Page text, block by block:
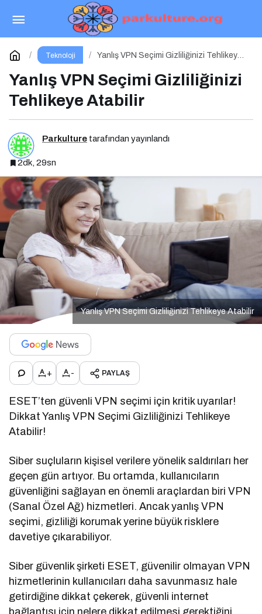
Teknoloji
Yanlış VPN Seçimi Gizliliğinizi Tehlikeye
Yanlış VPN Seçimi Gizliliğinizi
Tehlikeye Atabilir
Parkulture tarafından yayınlandı
2dk, 29sn
Yanlış VPN Seçimi Gizliliğinizi Tehlikeye Atabilir
+ - PAYLAŞ
ESET’ten güvenli VPN seçimi için kritik uyarılar!
Dikkat Yanlış VPN Seçimi Gizliliğinizi Tehlikeye
Atabilir!
Siber suçluların kişisel verilere yönelik saldırıları her
geçen gün artıyor. Bu ortamda, kullanıcıların
güvenliğini sağlayan en önemli araçlardan biri VPN
(Sanal Özel Ağ) hizmetleri. Ancak yanlış VPN
seçimi, gizliliği korumak yerine büyük risklere
davetiye çıkarabiliyor.
Siber güvenlik şirketi ESET, güvenilir olmayan VPN
hizmetlerinin kullanıcıları daha savunmasız hale
getirdiğine dikkat çekerek, güvenli internet
ESET, GhostRedirector adlı yeni tehdit
aktörünü keşfetti
Yorum Yap